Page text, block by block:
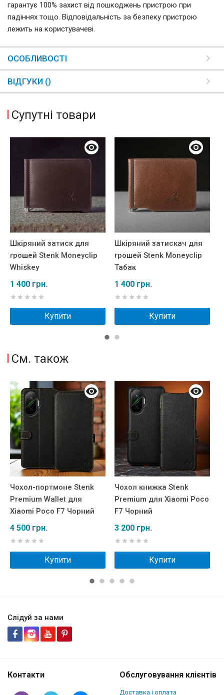
гарантує 100% захист від пошкоджень пристрою при
падіннях тощо. Відповідальність за безпеку пристрою
лежить на користувачеві.
ОСОБЛИВОСТІ
ВІДГУКИ ()
Супутні товари
Шкіряний затиск для
грошей Stenk Moneyclip
Whiskey
1 400 грн.
Купити
Шкіряний затискач для
грошей Stenk Moneyclip
Табак
1 400 грн.
Купити
См. також
Чохол-портмоне Stenk
Premium Wallet для
Xiaomi Poco F7 Чорний
4 500 грн.
Купити
Чохол книжка Stenk
Premium для Xiaomi Poco
F7 Чорний
3 200 грн.
Купити
Слідуй за нами
Контакти Обслуговування клієнтів
Доставка і оплата